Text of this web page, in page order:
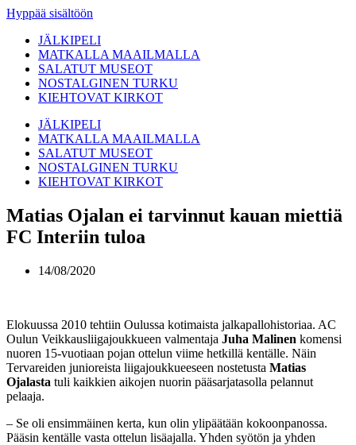
Hyppää sisältöön
JÄLKIPELI
MATKALLA MAAILMALLA
SALATUT MUSEOT
NOSTALGINEN TURKU
KIEHTOVAT KIRKOT
JÄLKIPELI
MATKALLA MAAILMALLA
SALATUT MUSEOT
NOSTALGINEN TURKU
KIEHTOVAT KIRKOT
Matias Ojalan ei tarvinnut kauan miettiä
FC Interiin tuloa
14/08/2020
Elokuussa 2010 tehtiin Oulussa kotimaista jalkapallohistoriaa. AC
Oulun Veikkausliigajoukkueen valmentaja Juha Malinen komensi
nuoren 15-vuotiaan pojan ottelun viime hetkillä kentälle. Näin
Tervareiden junioreista liigajoukkueeseen nostetusta Matias
Ojalasta tuli kaikkien aikojen nuorin pääsarjatasolla pelannut
pelaaja.
– Se oli ensimmäinen kerta, kun olin ylipäätään kokoonpanossa.
Pääsin kentälle vasta ottelun lisäajalla. Yhden syötön ja yhden